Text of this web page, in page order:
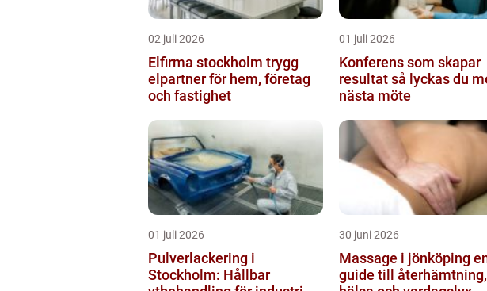
02 juli 2026
Elfirma stockholm trygg
elpartner för hem, företag
och fastighet
01 juli 2026
Konferens som skapar
resultat så lyckas du med
nästa möte
01 juli 2026
Pulverlackering i
Stockholm: Hållbar
30 juni 2026
Massage i jönköping en
guide till återhämtning,